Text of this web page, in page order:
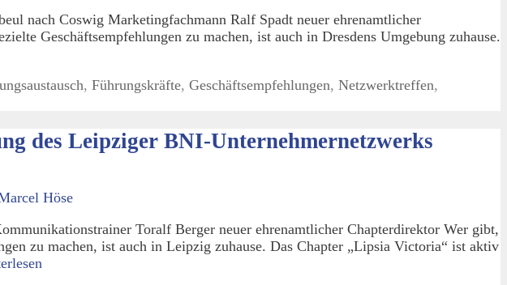
nach Coswig Marketingfachmann Ralf Spadt neuer ehrenamtlicher
Geschäftsempfehlungen zu machen, ist auch in Dresdens Umgebung zuhause.
, Führungskräfte, Geschäftsempfehlungen, Netzwerktreffen,
des Leipziger BNI-Unternehmernetzwerks
Toralf Berger neuer ehrenamtlicher Chapterdirektor Wer gibt,
zu machen, ist auch in Leipzig zuhause. Das Chapter „Lipsia Victoria“ ist aktiv